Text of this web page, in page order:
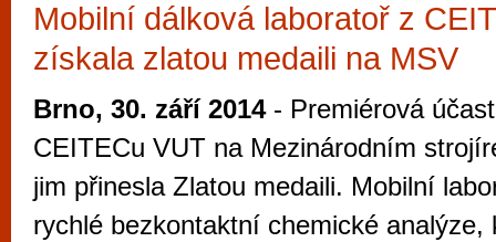
Mobilní dálková laboratoř z
získala zlatou medaili na MSV
Brno, 30. září 2014- Premiérová
CEITECu VUT na Mezinárodním
jim přinesla Zlatou medaili. Mobilní
rychlé bezkontaktní chemické analýze,
Průvodce
Brně: Od
Brno je
zajímavé
restaurace,
Mimo jiné je ale také místem, kde si